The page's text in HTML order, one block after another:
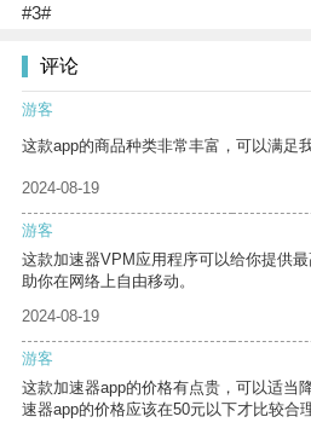
#3#
评论
游客
这款app的商品种类非常丰富，可以满足
2024-08-19
游客
这款加速器VPM应用程序可以给你提供
助你在网络上自由移动。
2024-08-19
游客
这款加速器app的价格有点贵，可以适当
速器app的价格应该在50元以下才比较合理